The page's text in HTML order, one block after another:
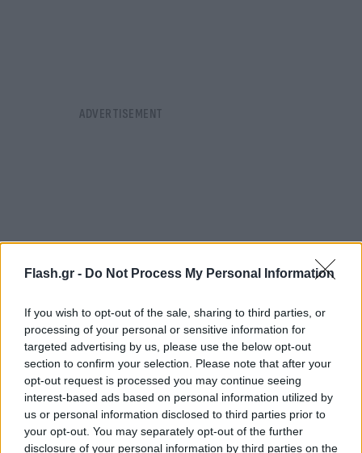
Flash.gr - Do Not Process My Personal Information
If you wish to opt-out of the sale, sharing to third parties, or
processing of your personal or sensitive information for
targeted advertising by us, please use the below opt-out
section to confirm your selection. Please note that after your
opt-out request is processed you may continue seeing
interest-based ads based on personal information utilized by
us or personal information disclosed to third parties prior to
your opt-out. You may separately opt-out of the further
disclosure of your personal information by third parties on the